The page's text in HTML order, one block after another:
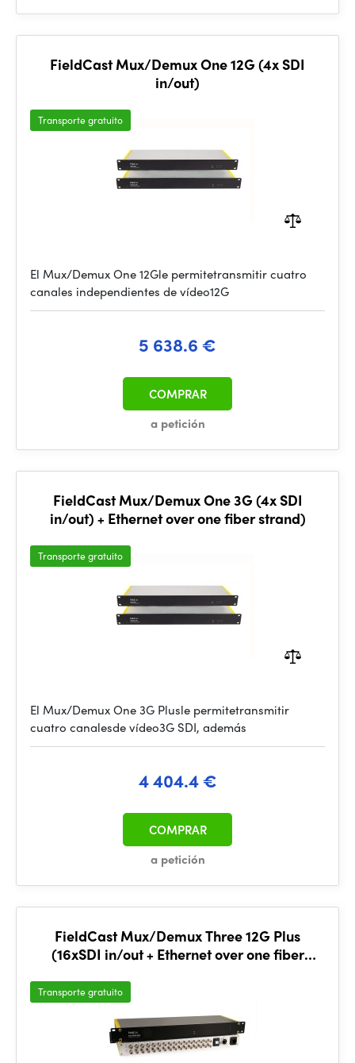
FieldCast Mux/Demux One 12G (4x SDI
in/out)
Transporte gratuito
El Mux/Demux One 12Gle permitetransmitir cuatro
canales independientes de vídeo12G
5 638.6 €
a petición
COMPRAR
FieldCast Mux/Demux One 3G (4x SDI
in/out) + Ethernet over one fiber strand)
Transporte gratuito
El Mux/Demux One 3G Plusle permitetransmitir
cuatro canalesde vídeo3G SDI, además
4 404.4 €
a petición
COMPRAR
FieldCast Mux/Demux Three 12G Plus
(16xSDI in/out + Ethernet over one fiber
Transporte gratuito